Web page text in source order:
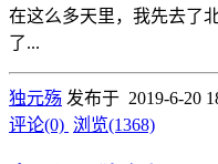
在这么多天里，我先去了
了...
独元殇 发布于 2019-6-20
评论(0) 浏览(1368)